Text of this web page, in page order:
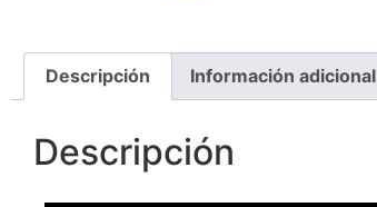
Descripción Información adicional
Descripción